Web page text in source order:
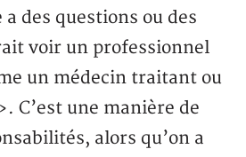
des questions ou des
voir un professionnel
un médecin traitant ou
C’est une manière de
alors qu’on a